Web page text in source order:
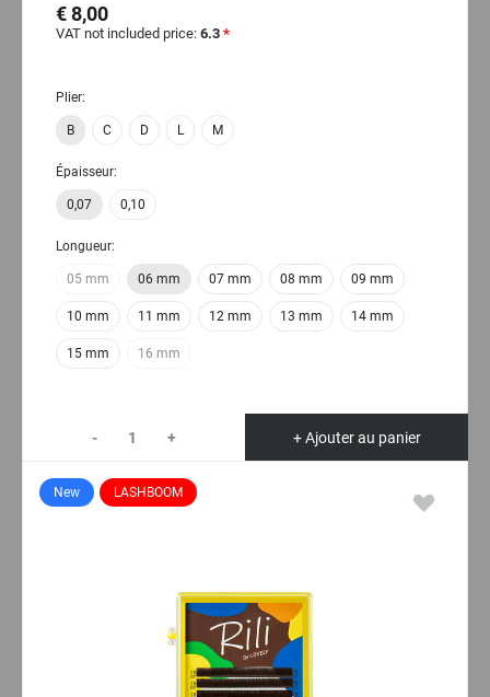
Marketing
€ 8,00
VAT not included price: 6.3 *
Plier:
B C D L M
Épaisseur:
0,07 0,10
Longueur:
05 mm 06 mm 07 mm 08 mm 09 mm
10 mm 11 mm 12 mm 13 mm 14 mm
15 mm 16 mm
- + + Ajouter au panier
New LASHBOOM